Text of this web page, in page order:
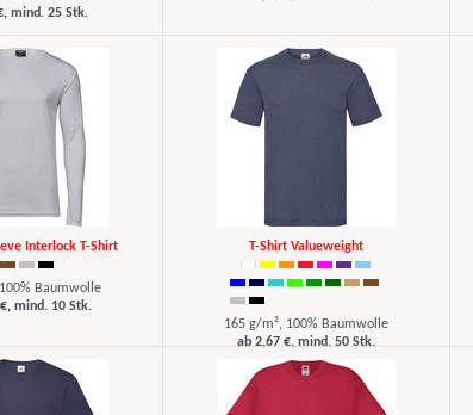
mind. 25 Stk.
Interlock T-Shirt
Baumwolle
mind. 10 Stk.
T-Shirt Valueweight
165 g/m², 100% Baumwolle
ab 2,67 €, mind. 50 Stk.